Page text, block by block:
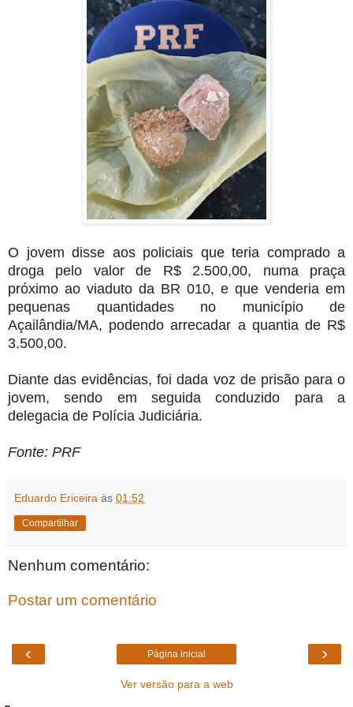
O jovem disse aos policiais que teria comprado a
droga pelo valor de R$ 2.500,00, numa praça
próximo ao viaduto da BR 010, e que venderia em
pequenas quantidades no município de
Açailândia/MA, podendo arrecadar a quantia de R$
3.500,00.
Diante das evidências, foi dada voz de prisão para o
jovem, sendo em seguida conduzido para a
delegacia de Polícia Judiciária.
Fonte: PRF
Eduardo Ericeira às 01:52
Compartilhar
Nenhum comentário:
Postar um comentário
‹ ›
Página inicial
Ver versão para a web